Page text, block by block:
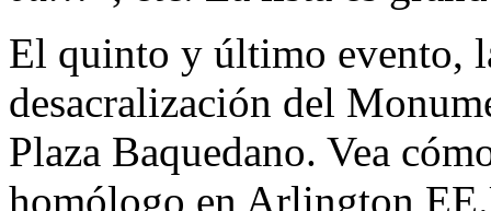
El quinto y último evento,
desacralización del
Plaza Baquedano. Vea
homólogo en Arlington